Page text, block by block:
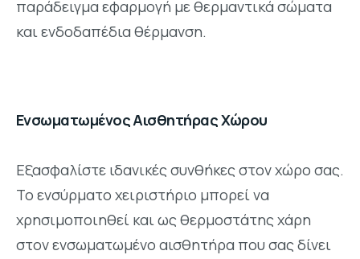
παράδειγμα εφαρμογή με θερμαντικά σώματα
και ενδοδαπέδια θέρμανση.
Ενσωματωμένος Αισθητήρας Χώρου
Εξασφαλίστε ιδανικές συνθήκες στον χώρο σας.
Το ενσύρματο χειριστήριο μπορεί να
χρησιμοποιηθεί και ως θερμοστάτης χάρη
στον ενσωματωμένο αισθητήρα που σας δίνει